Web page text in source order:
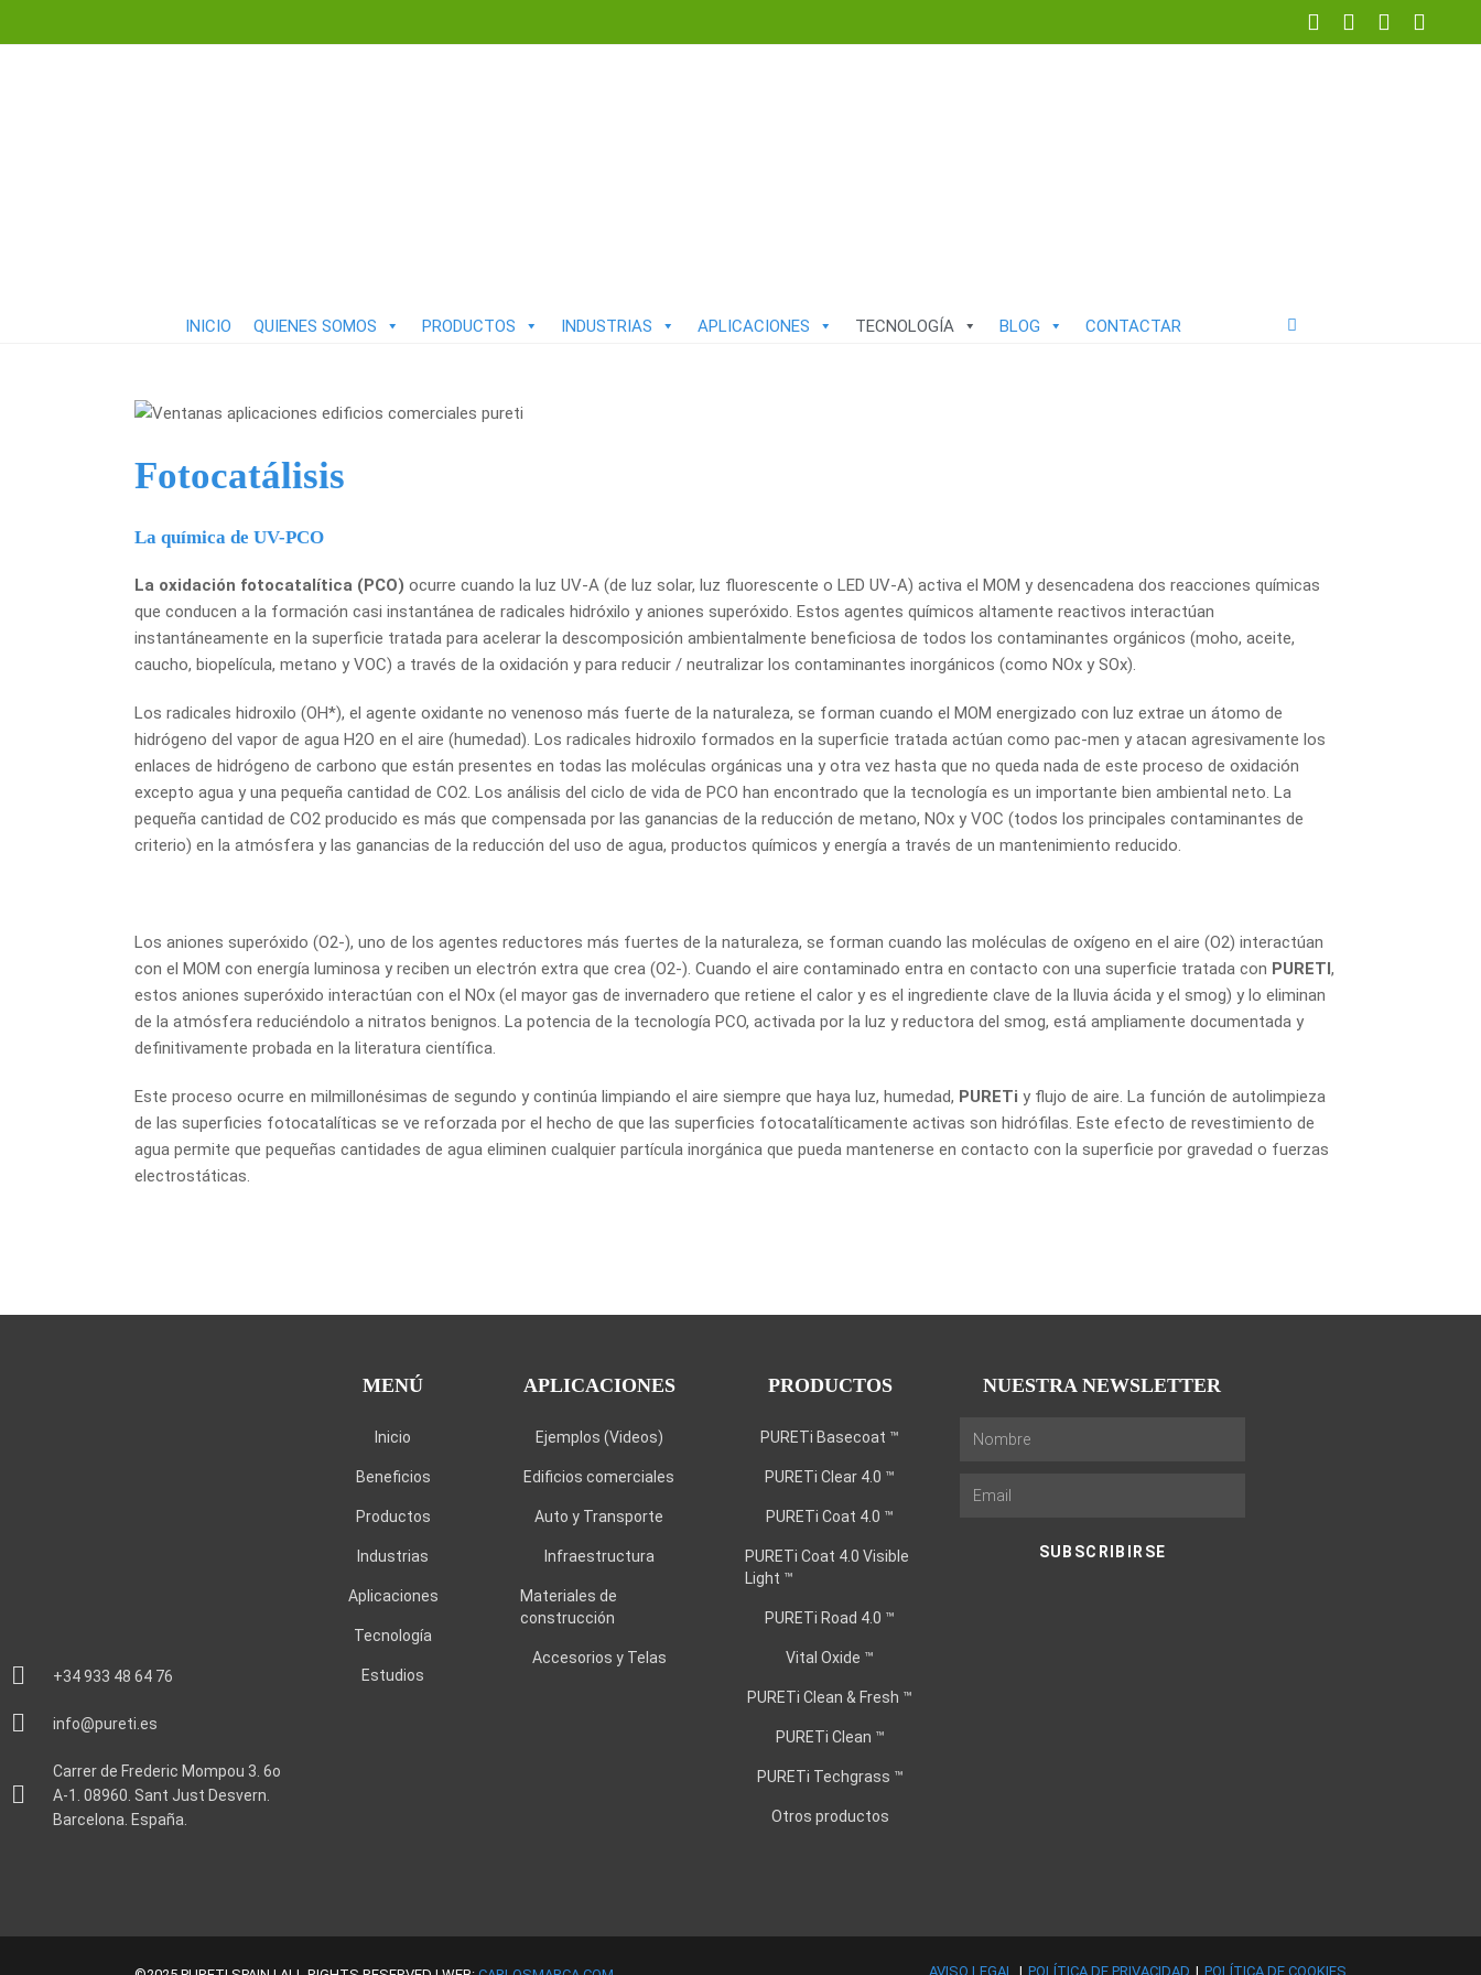
INICIO QUIENES SOMOS PRODUCTOS INDUSTRIAS APLICACIONES TECNOLOGÍA BLOG CONTACTAR
Fotocatálisis
La química de UV-PCO
La oxidación fotocatalítica (PCO) ocurre cuando la luz UV-A (de luz solar, luz fluorescente o LED UV-A) activa el MOM y desencadena dos reacciones químicas
que conducen a la formación casi instantánea de radicales hidróxilo y aniones superóxido. Estos agentes químicos altamente reactivos interactúan
instantáneamente en la superficie tratada para acelerar la descomposición ambientalmente beneficiosa de todos los contaminantes orgánicos (moho, aceite,
caucho, biopelícula, metano y VOC) a través de la oxidación y para reducir / neutralizar los contaminantes inorgánicos (como NOx y SOx).
Los radicales hidroxilo (OH*), el agente oxidante no venenoso más fuerte de la naturaleza, se forman cuando el MOM energizado con luz extrae un átomo de
hidrógeno del vapor de agua H2O en el aire (humedad). Los radicales hidroxilo formados en la superficie tratada actúan como pac-men y atacan agresivamente los
enlaces de hidrógeno de carbono que están presentes en todas las moléculas orgánicas una y otra vez hasta que no queda nada de este proceso de oxidación
excepto agua y una pequeña cantidad de CO2. Los análisis del ciclo de vida de PCO han encontrado que la tecnología es un importante bien ambiental neto. La
pequeña cantidad de CO2 producido es más que compensada por las ganancias de la reducción de metano, NOx y VOC (todos los principales contaminantes de
criterio) en la atmósfera y las ganancias de la reducción del uso de agua, productos químicos y energía a través de un mantenimiento reducido.
Los aniones superóxido (O2-), uno de los agentes reductores más fuertes de la naturaleza, se forman cuando las moléculas de oxígeno en el aire (O2) interactúan
con el MOM con energía luminosa y reciben un electrón extra que crea (O2-). Cuando el aire contaminado entra en contacto con una superficie tratada con PURETI,
estos aniones superóxido interactúan con el NOx (el mayor gas de invernadero que retiene el calor y es el ingrediente clave de la lluvia ácida y el smog) y lo eliminan
de la atmósfera reduciéndolo a nitratos benignos. La potencia de la tecnología PCO, activada por la luz y reductora del smog, está ampliamente documentada y
definitivamente probada en la literatura científica.
Este proceso ocurre en milmillonésimas de segundo y continúa limpiando el aire siempre que haya luz, humedad, PURETi y flujo de aire. La función de autolimpieza
de las superficies fotocatalíticas se ve reforzada por el hecho de que las superficies fotocatalíticamente activas son hidrófilas. Este efecto de revestimiento de
agua permite que pequeñas cantidades de agua eliminen cualquier partícula inorgánica que pueda mantenerse en contacto con la superficie por gravedad o fuerzas
electrostáticas.
+34 933 48 64 76
info@pureti.es
Carrer de Frederic Mompou 3. 6o
A-1. 08960. Sant Just Desvern.
Barcelona. España.
MENÚ
Inicio
Beneficios
Productos
Industrias
Aplicaciones
Tecnología
Estudios
APLICACIONES
Ejemplos (Videos)
Edificios comerciales
Auto y Transporte
Infraestructura
Materiales de
construcción
Accesorios y Telas
PRODUCTOS
PURETi Basecoat ™
PURETi Clear 4.0 ™
PURETi Coat 4.0 ™
PURETi Coat 4.0 Visible
Light ™
PURETi Road 4.0 ™
Vital Oxide ™
PURETi Clean & Fresh ™
PURETi Clean ™
PURETi Techgrass ™
Otros productos
NUESTRA NEWSLETTER
SUBSCRIBIRSE
AVISO LEGAL POLÍTICA DE PRIVACIDAD POLÍTICA DE COOKIES